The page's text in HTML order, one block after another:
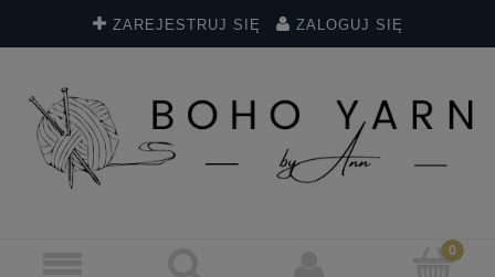
ZAREJESTRUJ SIĘ ZALOGUJ SIĘ